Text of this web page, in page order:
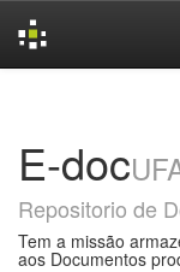
E-doc
Repositorio de
Tem a missão
aos Documentos